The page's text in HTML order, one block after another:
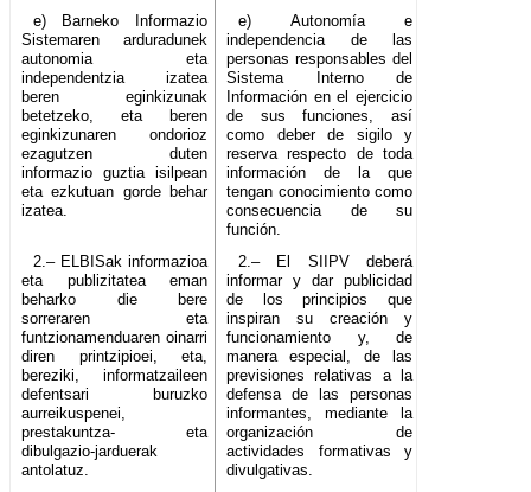
e) Barneko Informazio
Sistemaren arduradunek
autonomia eta
independentzia izatea
beren eginkizunak
betetzeko, eta beren
eginkizunaren ondorioz
ezagutzen duten
informazio guztia isilpean
eta ezkutuan gorde behar
izatea.
e) Autonomía e
independencia de las
personas responsables del
Sistema Interno de
Información en el ejercicio
de sus funciones, así
como deber de sigilo y
reserva respecto de toda
información de la que
tengan conocimiento como
consecuencia de su
función.
2.– ELBISak informazioa
eta publizitatea eman
beharko die bere
sorreraren eta
funtzionamenduaren oinarri
diren printzipioei, eta,
bereziki, informatzaileen
defentsari buruzko
aurreikuspenei,
prestakuntza- eta
dibulgazio-jarduerak
antolatuz.
2.– El SIIPV deberá
informar y dar publicidad
de los principios que
inspiran su creación y
funcionamiento y, de
manera especial, de las
previsiones relativas a la
defensa de las personas
informantes, mediante la
organización de
actividades formativas y
divulgativas.